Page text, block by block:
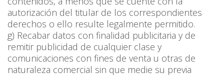
autorización del titular de los correspondientes
derechos o ello resulte legalmente permitido.
g) Recabar datos con finalidad publicitaria y de
remitir publicidad de cualquier clase y
comunicaciones con fines de venta u otras de
naturaleza comercial sin que medie su previa